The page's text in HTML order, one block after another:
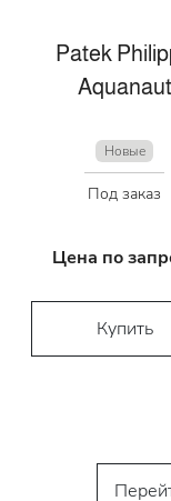
Patek
Aquanaut
Новые
Под заказ
Цена по
Купить